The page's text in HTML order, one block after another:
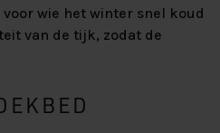
wie het winter snel koud
van de tijk, zodat de